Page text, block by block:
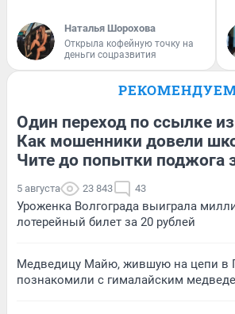
Наталья Шорохова
Открыла кофейную точку на
деньги соцразвития
Один переход по ссылке
Как мошенники довели
Чите до попытки поджога
5 августа 23 843 43
Уроженка Волгограда выиграла
лотерейный билет за 20 рублей
Медведицу Майю, жившую на цепи в
познакомили с гималайским